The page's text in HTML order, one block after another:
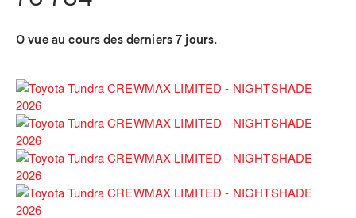
0 vue au cours des derniers 7 jours.